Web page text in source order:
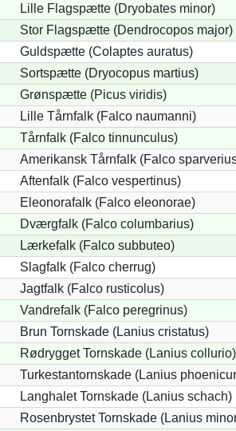
Lille Flagspætte (Dryobates minor)
Stor Flagspætte (Dendrocopos major)
Guldspætte (Colaptes auratus)
Sortspætte (Dryocopus martius)
Grønspætte (Picus viridis)
Lille Tårnfalk (Falco naumanni)
Tårnfalk (Falco tinnunculus)
Amerikansk Tårnfalk (Falco
Aftenfalk (Falco vespertinus)
Eleonorafalk (Falco eleonorae)
Dværgfalk (Falco columbarius)
Lærkefalk (Falco subbuteo)
Slagfalk (Falco cherrug)
Jagtfalk (Falco rusticolus)
Vandrefalk (Falco peregrinus)
Brun Tornskade (Lanius cristatus)
Rødrygget Tornskade (Lanius collurio)
Turkestantornskade (Lanius
Langhalet Tornskade (Lanius schach)
Rosenbrystet Tornskade (Lanius